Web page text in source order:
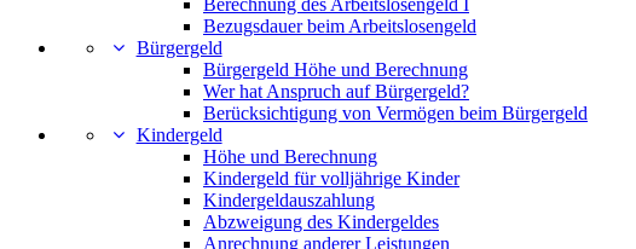
Berechnung des Arbeitslosengeld I
Bezugsdauer beim Arbeitslosengeld
Bürgergeld
Bürgergeld Höhe und Berechnung
Wer hat Anspruch auf Bürgergeld?
Berücksichtigung von Vermögen beim Bürgergeld
Kindergeld
Höhe und Berechnung
Kindergeld für volljährige Kinder
Kindergeldauszahlung
Abzweigung des Kindergeldes
Anrechnung anderer Leistungen